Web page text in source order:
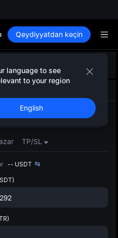
Now Live
Now Live
Qeydiyyatdan keçin
language to see
to your region
English
Satın
TP/SL
-- USDT